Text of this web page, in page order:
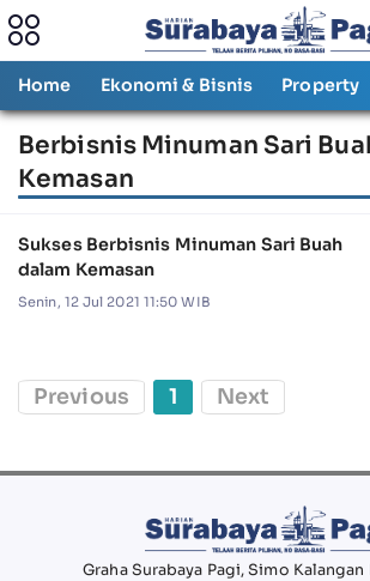
Home Ekonomi & Bisnis Property
Berbisnis Minuman Sari
Kemasan
Sukses Berbisnis Minuman Sari Buah
dalam Kemasan
Senin, 12 Jul 2021 11:50 WIB
Previous 1 Next
Graha Surabaya Pagi, Simo Kalangan